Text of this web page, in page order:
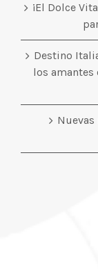
¡El Dolce
Destino
los